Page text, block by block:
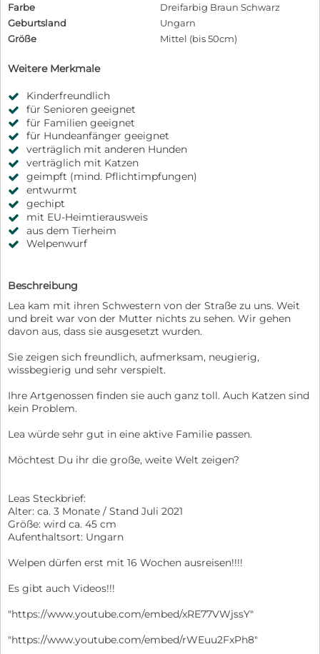
Farbe
Dreifarbig Braun Schwarz
Geburtsland
Ungarn
Größe
Mittel (bis 50cm)
Weitere Merkmale
Kinderfreundlich
für Senioren geeignet
für Familien geeignet
für Hundeanfänger geeignet
verträglich mit anderen Hunden
verträglich mit Katzen
geimpft (mind. Pflichtimpfungen)
entwurmt
gechipt
mit EU-Heimtierausweis
aus dem Tierheim
Welpenwurf
Beschreibung
Lea kam mit ihren Schwestern von der Straße zu uns. Weit
und breit war von der Mutter nichts zu sehen. Wir gehen
davon aus, dass sie ausgesetzt wurden.
Sie zeigen sich freundlich, aufmerksam, neugierig,
wissbegierig und sehr verspielt.
Ihre Artgenossen finden sie auch ganz toll. Auch Katzen sind
kein Problem.
Lea würde sehr gut in eine aktive Familie passen.
Möchtest Du ihr die große, weite Welt zeigen?
Leas Steckbrief:
Alter: ca. 3 Monate / Stand Juli 2021
Größe: wird ca. 45 cm
Aufenthaltsort: Ungarn
Welpen dürfen erst mit 16 Wochen ausreisen!!!!
Es gibt auch Videos!!!
"https://www.youtube.com/embed/xRE77VWjssY"
"https://www.youtube.com/embed/rWEuu2FxPh8"